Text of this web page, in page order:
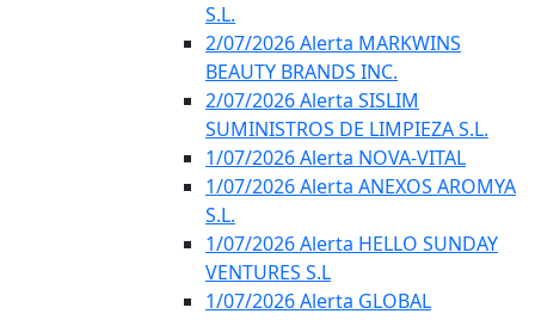
S.L.
2/07/2026 Alerta MARKWINS
BEAUTY BRANDS INC.
2/07/2026 Alerta SISLIM
SUMINISTROS DE LIMPIEZA S.L.
1/07/2026 Alerta NOVA-VITAL
1/07/2026 Alerta ANEXOS AROMYA
S.L.
1/07/2026 Alerta HELLO SUNDAY
VENTURES S.L
1/07/2026 Alerta GLOBAL